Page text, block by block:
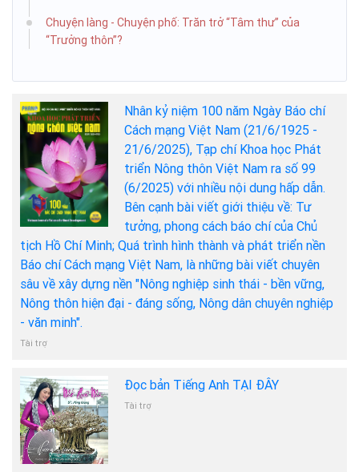
Chuyện làng - Chuyện phố: Trăn trở “Tâm thư” của
“Trưởng thôn”?
Nhân kỷ niệm 100 năm Ngày Báo chí
Cách mạng Việt Nam (21/6/1925 -
21/6/2025), Tạp chí Khoa học Phát
triển Nông thôn Việt Nam ra số 99
(6/2025) với nhiều nội dung hấp dẫn.
Bên cạnh bài viết giới thiệu về: Tư
tưởng, phong cách báo chí của Chủ
tịch Hồ Chí Minh; Quá trình hình thành và phát triển nền
Báo chí Cách mạng Việt Nam, là những bài viết chuyên
sâu về xây dựng nền "Nông nghiệp sinh thái - bền vững,
Nông thôn hiện đại - đáng sống, Nông dân chuyên nghiệp
- văn minh".
Tài trợ
Đọc bản Tiếng Anh TẠI ĐÂY
Tài trợ